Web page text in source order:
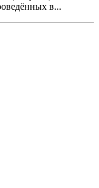
в...